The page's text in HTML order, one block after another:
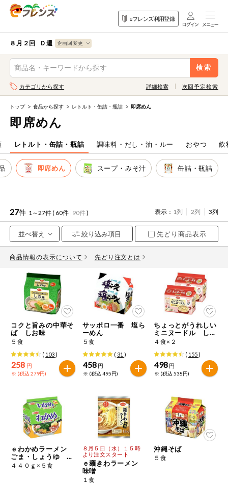
eフレンズ利用登録
ログイン
生協加入はこちら
eフレンズとは
登録から開始まで
注文番号注文
お気に入り注文
注文履歴注文
WEBカタログ
先着限定から探す
人気カテゴリ
食品から探す
家庭用品から探す
目的から探す
生協独自
８月２回 Ｄ週
検索
食品
から探す
目的
から探す
果物
野菜
肉・ハム・ソ
ーセージ
魚介・加工品
米・雑穀など
パン・ジャム
豆腐・納豆・
こんにゃく
冷蔵おかず
冷凍食品
ミールキット
など
麺類
レトルト・缶
詰・瓶詰
調味料・だ
し・油・ルー
おやつ
果物すべて
カテゴリから探す 詳細検索
検索条件を指定してください。全項目に条件を指定しなくて
も検索できます。
キーワード
キーワードをすべて含む
メーカー名
カテゴリ
特価情報
アレルゲン情報
特定原材料と特定原材料に準ずるものが含まれていない商品
を検索できます。
小麦 卵
落花生 かに くるみ
特定原材料に準ずるもの
あわび
次回予定検索
トップ 食品から探す レトルト・缶詰・瓶詰 即席めん
即席めん
レトルト・缶詰・瓶詰 調味料・だし・油・ルー おやつ 飲
即席めん スープ・みそ汁 缶詰・瓶詰
27件 1～27件 ( 60件 90件) 表示： 1列 2列 3列
先どり商品表示
商品情報の表示について 先どり注文とは
コクと旨みの中華そ
ば しお味
５食
( 103)
258 円
※ (税込 279円)
サッポロ一番 塩ら
ーめん
５食
( 31 )
458 円
※ (税込 495円)
ちょっとがうれしい
ミニヌードル しょ
うゆ味
４食×２
( 155)
498 円
※ (税込 538円)
ｅわかめラーメン
ごま・しょうゆ 具
材入り
４４０ｇ×５食
８月５日（水）１５時
より注文スタート
ｅ麺きわラーメン
味噌
１食
沖縄そば
５食